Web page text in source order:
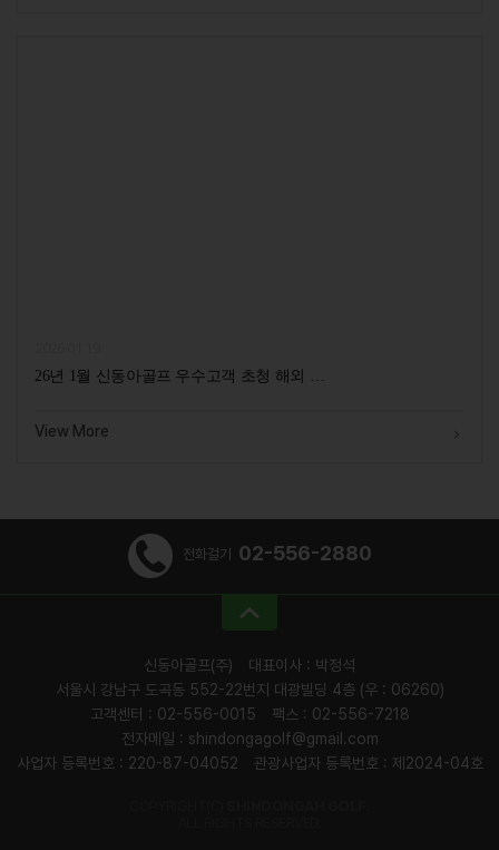
26년 1월 신동아골프 우수고객 초청 해외 …
View More
전화걸기 02-556-2880
신동아골프(주)
대표이사 : 박정석
서울시 강남구 도곡동 552-22번지 대광빌딩 4층 (우 : 06260)
고객센터 : 02-556-0015
팩스 : 02-556-7218
전자메일 : shindongagolf@gmail.com
사업자 등록번호 : 220-87-04052
관광사업자 등록번호 : 제2024-04호